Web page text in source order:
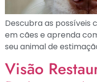
Descubra as possíveis
em cães e aprenda
seu animal de
Visão